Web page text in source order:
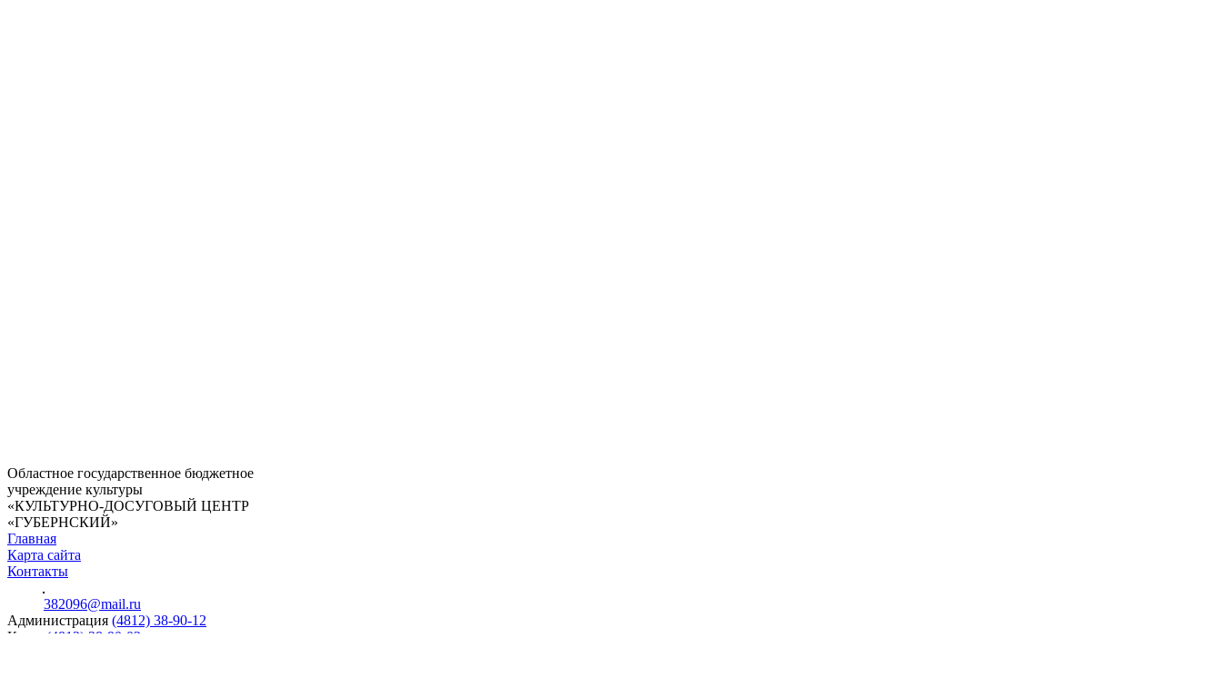
Областное государственное бюджетное
учреждение культуры
«КУЛЬТУРНО-ДОСУГОВЫЙ ЦЕНТР
«ГУБЕРНСКИЙ»
Главная
Карта сайта
Контакты
382096@mail.ru
Администрация (4812) 38-90-12
Касса
(4812) 38-90-02